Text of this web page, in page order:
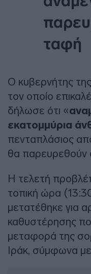
ταφή
Ο κυβερνήτης
τον οποίο
δήλωσε ότι «
εκατομμύρια
πενταπλάσιος
θα παρευρεθούν
Η τελετή
τοπική ώρα
μετατέθηκε για
καθυστέρησης
μεταφορά της
Ιράκ, σύμφωνα με